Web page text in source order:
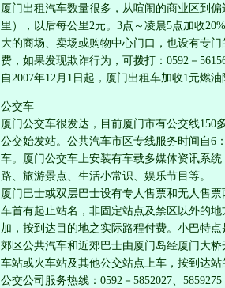
厦门出租汽车数量很多，从喧闹的商业区到
里），以后每公里2元。3点～凌晨5点加收
大的商场、卖场或购物中心门口，也设有专
费，如果发现欺诈行为，可拨打：0592－
自2007年12月1日起，厦门出租车加收1元燃油
公交车
厦门公交车很发达，目前厦门市有公交线150
公交始发站。公共汽车市区专线服务时间自6
车。厦门公交车上安装有车载多媒体资讯系
路、旅游景点、生活小常识、娱乐节目等。
厦门巴士或双层巴士设有专人售票和无人售
车首有起止站名，非固定站点及禁区以外的
加，按到达目的地之实际路程付费。小巴特
郊区公共汽车和近郊巴士由厦门岛经厦门大
车站或火车站及其他公交站点上车，按到达站
公交公司服务热线：0592－5852027、5859275